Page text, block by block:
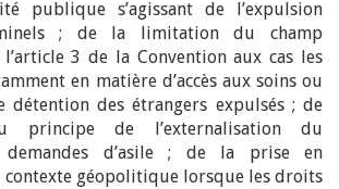
publique s’agissant de l’expulsion
; de la limitation du champ
3 de la Convention aux cas les
en matière d’accès aux soins ou
détention des étrangers expulsés ; de
principe de l’externalisation du
demandes d’asile ; de la prise en
géopolitique lorsque les droits